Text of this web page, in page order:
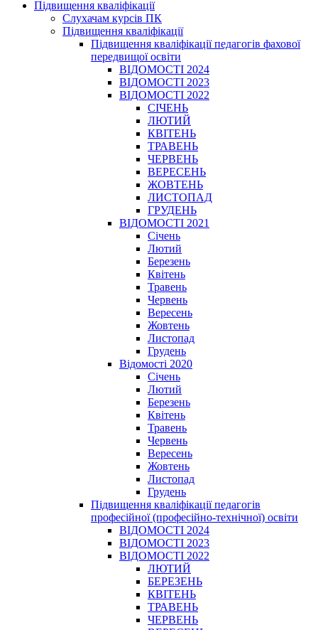
Підвищення кваліфікації
Слухачам курсів ПК
Підвищення кваліфікації
Підвищення кваліфікації педагогів фахової
передвищої освіти
ВІДОМОСТІ 2024
ВІДОМОСТІ 2023
ВІДОМОСТІ 2022
СІЧЕНЬ
ЛЮТИЙ
КВІТЕНЬ
ТРАВЕНЬ
ЧЕРВЕНЬ
ВЕРЕСЕНЬ
ЖОВТЕНЬ
ЛИСТОПАД
ГРУДЕНЬ
ВІДОМОСТІ 2021
Січень
Лютий
Березень
Квітень
Травень
Червень
Вересень
Жовтень
Листопад
Грудень
Відомості 2020
Січень
Лютий
Березень
Квітень
Травень
Червень
Вересень
Жовтень
Листопад
Грудень
Підвищення кваліфікації педагогів
професійної (професійно-технічної) освіти
ВІДОМОСТІ 2024
ВІДОМОСТІ 2023
ВІДОМОСТІ 2022
ЛЮТИЙ
БЕРЕЗЕНЬ
КВІТЕНЬ
ТРАВЕНЬ
ЧЕРВЕНЬ